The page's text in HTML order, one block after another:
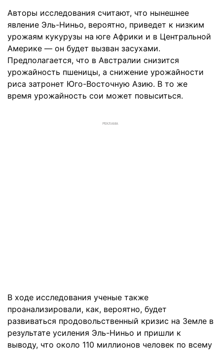
Авторы исследования считают, что нынешнее
явление Эль-Ниньо, вероятно, приведет к низким
урожаям кукурузы на юге Африки и в Центральной
Америке — он будет вызван засухами.
Предполагается, что в Австралии снизится
урожайность пшеницы, а снижение урожайности
риса затронет Юго-Восточную Азию. В то же
время урожайность сои может повыситься.
РЕКЛАМА
В ходе исследования ученые также
проанализировали, как, вероятно, будет
развиваться продовольственный кризис на Земле в
результате усиления Эль-Ниньо и пришли к
выводу, что около 110 миллионов человек по всему